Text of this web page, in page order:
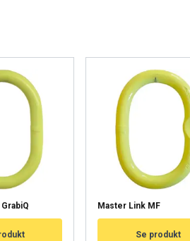
Master Link MF
Se produkt
mainosten personointiin ja
mainos- ja
olet heille antanut tai joita he ovat
Suorituskyvylliset Kohdentavat
Cookie Policy